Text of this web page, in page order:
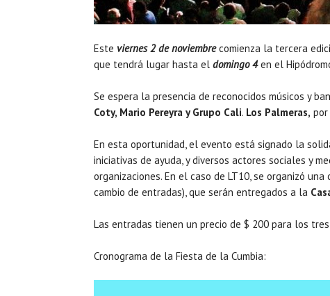
Este viernes 2 de noviembrecomienza la tercera
que tendrá lugar hasta el domingo 4en el
Se espera la presencia de reconocidos músicos y
Coty, Mario Pereyra y Grupo Cali. Los Palmeras,
En esta oportunidad, el evento está signado la
iniciativas de ayuda, y diversos actores sociales y
organizaciones. En el caso de LT10, se organizó
cambio de entradas), que serán entregados a la
Las entradas tienen un precio de $ 200 para los
Cronograma de la Fiesta de la Cumbia: